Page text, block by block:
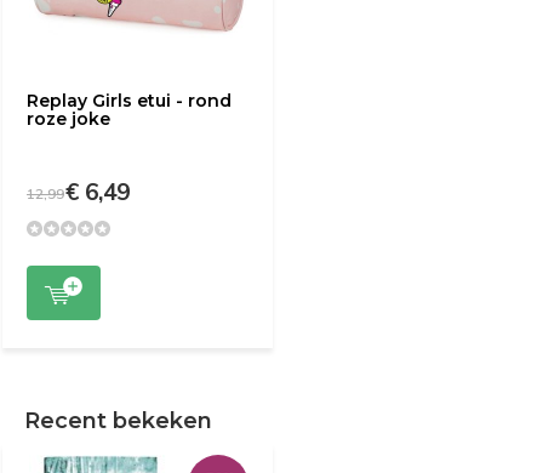
Replay Girls etui - rond
roze joke
12,99€ 6,49
Recent bekeken